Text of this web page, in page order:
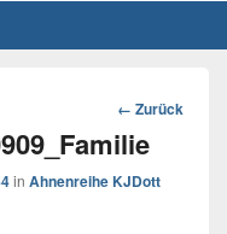
Bilder-
Navigation
← Zurück
in Ahnenreihe KJDott